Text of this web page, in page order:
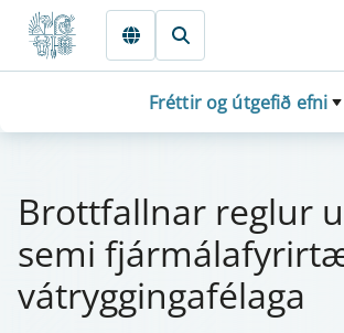
Fara beint í Meginmál
Fréttir og útgefið efni
Brott­falln­ar regl­ur
se­mi
vá­trygg­inga­félaga